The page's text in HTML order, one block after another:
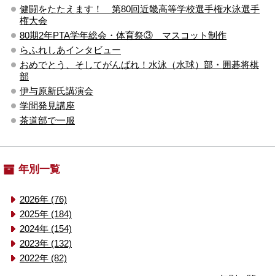
健闘をたたえます！ 第80回近畿高等学校選手権水泳選手
権大会
80期2年PTA学年総会・体育祭③ マスコット制作
らふれしあインタビュー
おめでとう、そしてがんばれ！水泳（水球）部・囲碁将棋
部
伊与原新氏講演会
学問発見講座
茶道部で一服
年別一覧
2026年 (76)
2025年 (184)
2024年 (154)
2023年 (132)
2022年 (82)